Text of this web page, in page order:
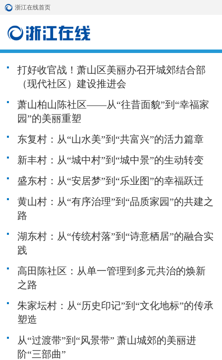
浙江在线首页
打好收官战！萧山区美丽办召开城郊结合部
（现代社区）建设推进会
萧山柏山陈社区——从“往昔面貌”到“幸福家
园”的美丽重塑
东复村：从“山水美”到“共富兴”的活力篇章
新丰村：从“城中村”到“城中景”的生动转变
盛东村：从“安居梦”到“乐业图”的幸福跃迁
黄山村：从“有序治理”到“品质家园”的共建之
路
湖东村：从“传统村落”到“诗意栖居”的融合实
践
高田陈社区：从单一管理到多元共治的焕新
之路
朱家坛村：从“历史印记”到“文化地标”的传承
塑造
从“过渡带”到“风景带” 萧山城郊的美丽进
阶“三部曲”